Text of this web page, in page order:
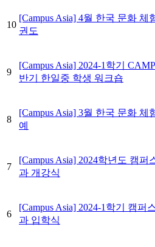
10
[Campus Asia] 4월 한국 문화 체
권도
9
[Campus Asia] 2024-1학기
반기 한일중 학생 워크숍
8
[Campus Asia] 3월 한국 문화 체
예
7
[Campus Asia] 2024학년도 캠퍼
과 개강식
6
[Campus Asia] 2024-1학기 캠퍼
과 입학식